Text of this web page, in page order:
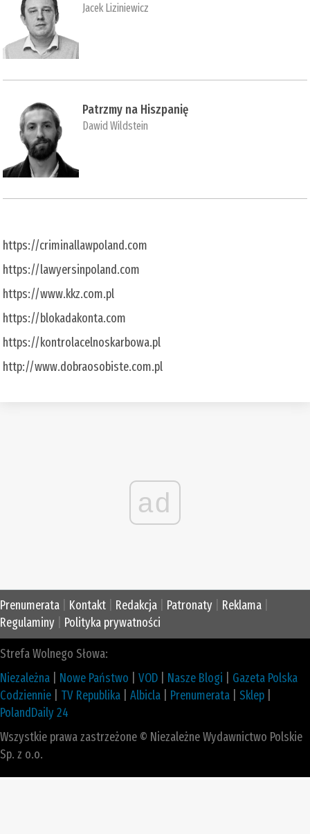
Jacek Liziniewicz
Patrzmy na Hiszpanię
Dawid Wildstein
https://criminallawpoland.com
https://lawyersinpoland.com
https://www.kkz.com.pl
https://blokadakonta.com
https://kontrolacelnoskarbowa.pl
http://www.dobraosobiste.com.pl
ad
Prenumerata Kontakt Redakcja Patronaty Reklama
Regulaminy
Polityka prywatności
Strefa Wolnego Słowa:
Niezależna
Nowe Państwo VOD Nasze Blogi
Gazeta Polska
Codziennie
TV Republika Albicla Prenumerata Sklep
PolandDaily 24
Wszystkie prawa zastrzeżone © Niezależne Wydawnictwo Polskie
Sp. z o.o.